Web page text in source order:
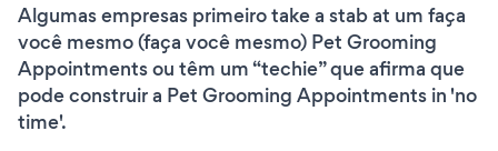
Algumas empresas primeiro take a stab at um faça
você mesmo (faça você mesmo) Pet Grooming
Appointments ou têm um “techie” que afirma que
pode construir a Pet Grooming Appointments in 'no
time'.